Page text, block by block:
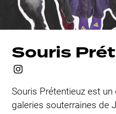
Souris
Souris Prétentieuz est
galeries souterraines de